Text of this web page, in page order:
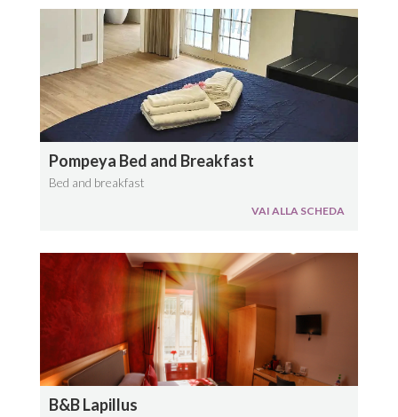
Pompeya Bed and Breakfast
Bed and breakfast
VAI ALLA SCHEDA
B&B Lapillus